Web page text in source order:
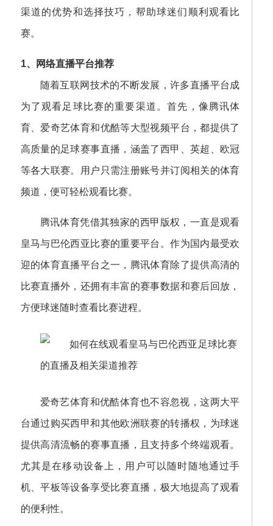
渠道的优势和选择技巧，帮助球迷们顺利观看比
赛。
1、网络直播平台推荐
随着互联网技术的不断发展，许多直播平台成
为了观看足球比赛的重要渠道。首先，像腾讯体
育、爱奇艺体育和优酷等大型视频平台，都提供了
高质量的足球赛事直播，涵盖了西甲、英超、欧冠
等各大联赛。用户只需注册账号并订阅相关的体育
频道，便可轻松观看比赛。
腾讯体育凭借其独家的西甲版权，一直是观看
皇马与巴伦西亚比赛的重要平台。作为国内最受欢
迎的体育直播平台之一，腾讯体育除了提供高清的
比赛直播外，还拥有丰富的赛事数据和赛后回放，
方便球迷随时查看比赛进程。
爱奇艺体育和优酷体育也不容忽视，这两大平
台通过购买西甲和其他欧洲联赛的转播权，为球迷
提供高清流畅的赛事直播，且支持多个终端观看。
尤其是在移动设备上，用户可以随时随地通过手
机、平板等设备享受比赛直播，极大地提高了观看
的便利性。